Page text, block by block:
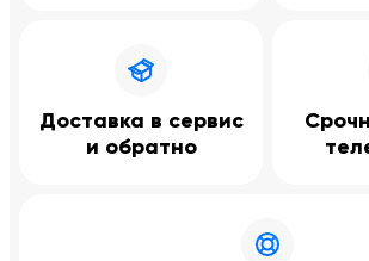
Доставка в сервис
и обратно